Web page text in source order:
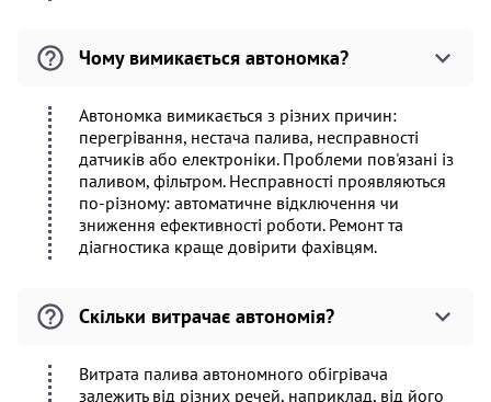
Чому вимикається автономка?
Автономка вимикається з різних причин:
перегрівання, нестача палива, несправності
датчиків або електроніки. Проблеми пов'язані із
паливом, фільтром. Несправності проявляються
по-різному: автоматичне відключення чи
зниження ефективності роботи. Ремонт та
діагностика краще довірити фахівцям.
Скільки витрачає автономія?
Витрата палива автономного обігрівача
залежить від різних речей, наприклад, від його